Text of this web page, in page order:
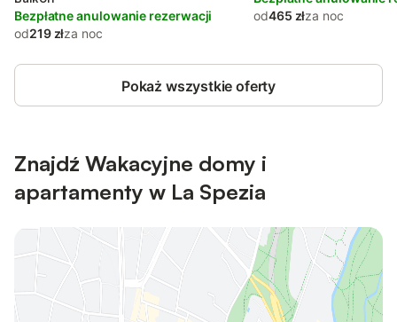
Bezpłatne anulowanie rezerwacji
od219 złza noc
od465 złza noc
Pokaż wszystkie oferty
Znajdź Wakacyjne domy i
apartamenty w La Spezia